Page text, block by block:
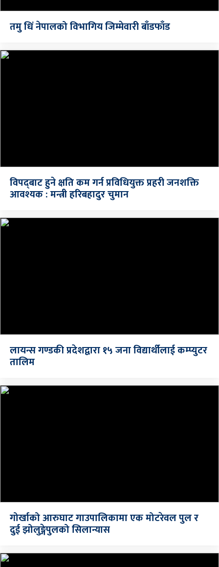
तमु धिं नेपालको विभागिय जिम्मेवारी बाँडफाँड
विपद्‍बाट हुने क्षति कम गर्न प्रविधियुक्त प्रहरी जनशक्ति
आवश्यक : मन्त्री हरिबहादुर चुमान
लायन्स गण्डकी प्रदेशद्वारा १५ जना विद्यार्थीलाई कम्प्युटर
तालिम
गोर्खाको आरुघाट गाउपालिकामा एक मोटरेवल पुल र
दुई झोलुङ्गेपुलको सिलान्यास